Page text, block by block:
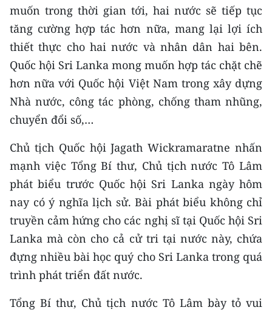
Ảnh
Infographic
TIN MỚI
TIN ĐỊA PHƯƠNG
Trung du và miền núi phía Bắc
Đồng bằng sông Hồng
Bắc Trung Bộ
Duyên hải Nam Trung Bộ và Tây
Nguyên
Đông Nam Bộ
Đồng bằng sông Cửu Long
Chuyên trang Hà Nội
muốn trong thời gian tới, hai nước sẽ tiếp tục
tăng cường hợp tác hơn nữa, mang lại lợi ích
thiết thực cho hai nước và nhân dân hai bên.
Quốc hội Sri Lanka mong muốn hợp tác chặt chẽ
hơn nữa với Quốc hội Việt Nam trong xây dựng
Nhà nước, công tác phòng, chống tham nhũng,
chuyển đổi số,…
Chủ tịch Quốc hội Jagath Wickramaratne nhấn
mạnh việc Tổng Bí thư, Chủ tịch nước Tô Lâm
phát biểu trước Quốc hội Sri Lanka ngày hôm
nay có ý nghĩa lịch sử. Bài phát biểu không chỉ
truyền cảm hứng cho các nghị sĩ tại Quốc hội Sri
Lanka mà còn cho cả cử tri tại nước này, chứa
đựng nhiều bài học quý cho Sri Lanka trong quá
trình phát triển đất nước.
Tổng Bí thư, Chủ tịch nước Tô Lâm bày tỏ vui